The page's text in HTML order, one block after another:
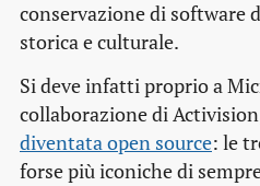
conservazione di software
storica e culturale.
Si deve infatti proprio a
collaborazione di
diventata open source: le
forse più iconiche di